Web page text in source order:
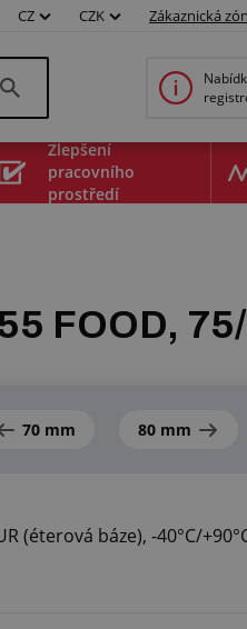
CZ CZK Zákaznická
Zlepšení
pracovního
prostředí
FOOD,
70 mm 80 mm
(éterová báze), -40°C/